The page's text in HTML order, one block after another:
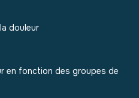
douleur
en fonction des groupes de